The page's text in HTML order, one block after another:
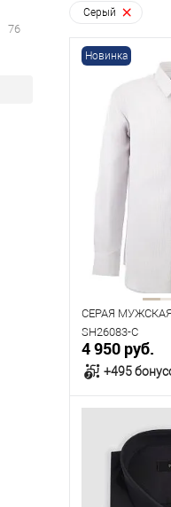
76
Серый
Новинка
СЕРАЯ
SH26083-C
4 950 руб.
+495
В
В наличии
Таблица